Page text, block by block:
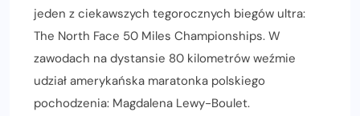
jeden z ciekawszych tegorocznych biegów ultra:
The North Face 50 Miles Championships. W
zawodach na dystansie 80 kilometrów weźmie
udział amerykańska maratonka polskiego
pochodzenia: Magdalena Lewy-Boulet.